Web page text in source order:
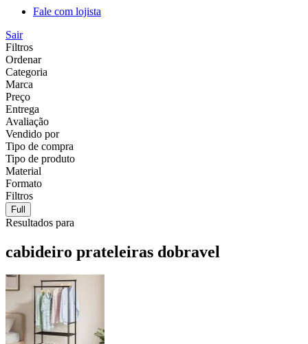
Fale com lojista
Sair
Filtros
Ordenar
Categoria
Marca
Preço
Entrega
Avaliação
Vendido por
Tipo de compra
Tipo de produto
Material
Formato
Filtros
Full
Resultados para
cabideiro prateleiras dobravel